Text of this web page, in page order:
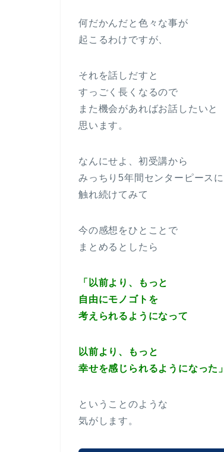
何だかんだと色々な事が
起こるわけですが、
それを話しだすと
すっごく長くなるので
また機会があればお話したいと
思います。
なんにせよ、初受講から
みっちり5年間センターピースに
触れ続けてみて
今の感想をひとことで
まとめるとしたら
「以前より、もっと
自由にモノゴトを
考えられるようになって
以前より、もっと
幸せを感じられるようになった」
ということのような
気がします。